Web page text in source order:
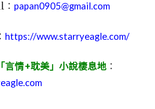
papan0905@gmail.com
https://www.starryeagle.com/
言情+耽美」小說棲息地 ：